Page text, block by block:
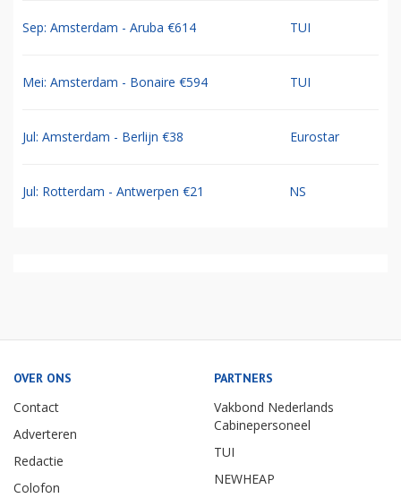
Sep: Amsterdam - Aruba €614 TUI
Mei: Amsterdam - Bonaire €594 TUI
Jul: Amsterdam - Berlijn €38 Eurostar
Jul: Rotterdam - Antwerpen €21 NS
OVER ONS
Contact
Adverteren
Redactie
Colofon
PARTNERS
Vakbond Nederlands
Cabinepersoneel
TUI
NEWHEAP